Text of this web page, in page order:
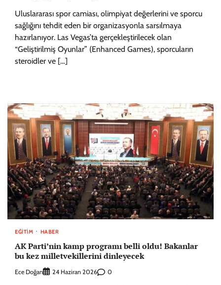
Uluslararası spor camiası, olimpiyat değerlerini ve sporcu
sağlığını tehdit eden bir organizasyonla sarsılmaya
hazırlanıyor. Las Vegas’ta gerçekleştirilecek olan
“Geliştirilmiş Oyunlar” (Enhanced Games), sporcuların
steroidler ve […]
EĞITIM HABER
AK Parti’nin kamp programı belli oldu! Bakanlar
bu kez milletvekillerini dinleyecek
Ece Doğan 24 Haziran 2026 0